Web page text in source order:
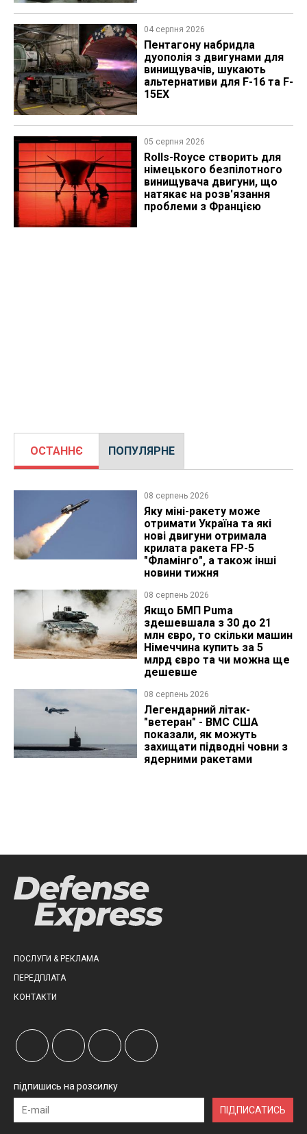
04 серпня 2026
Пентагону набридла
дуополія з двигунами для
винищувачів, шукають
альтернативи для F-16 та F-
15EX
05 серпня 2026
Rolls-Royce створить для
німецького безпілотного
винищувача двигуни, що
натякає на розв'язання
проблеми з Францією
ОСТАННЄ ПОПУЛЯРНЕ
08 серпень 2026
Яку міні-ракету може
отримати Україна та які
нові двигуни отримала
крилата ракета FP-5
"Фламінго", а також інші
новини тижня
08 серпень 2026
Якщо БМП Puma
здешевшала з 30 до 21
млн євро, то скільки машин
Німеччина купить за 5
млрд євро та чи можна ще
дешевше
08 серпень 2026
Легендарний літак-
"ветеран" - ВМС США
показали, як можуть
захищати підводні човни з
ядерними ракетами
ПОСЛУГИ & РЕКЛАМА
ПЕРЕДПЛАТА
КОНТАКТИ
підпишись на розсилку
ПІДПИСАТИСЬ